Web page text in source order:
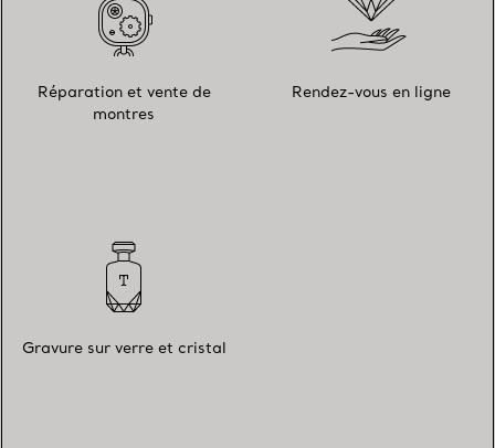
Réparation et vente de
montres
Rendez-vous en ligne
Gravure sur verre et cristal